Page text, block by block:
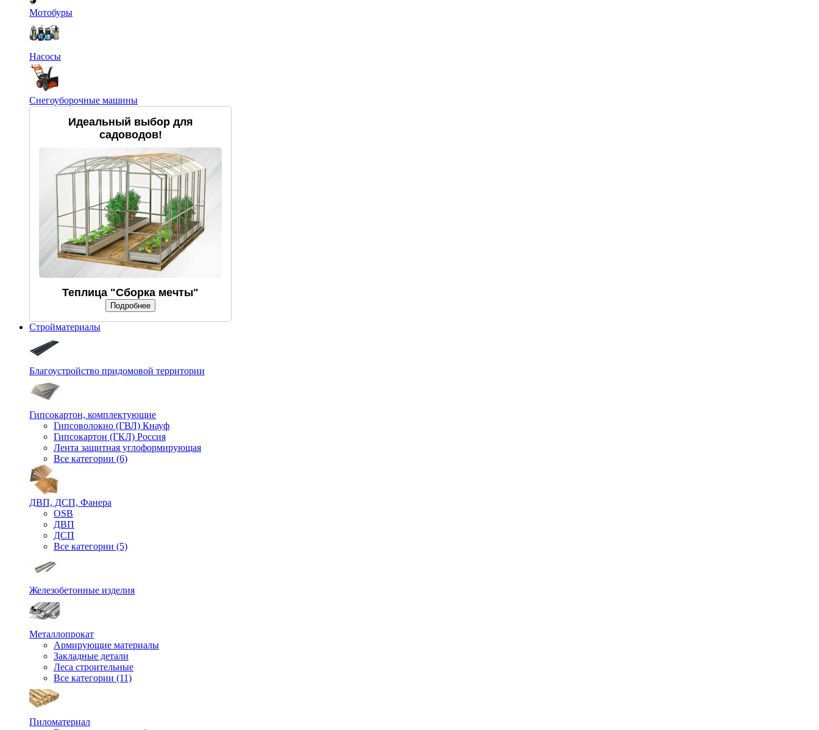
Мотобуры
Насосы
Снегоуборочные машины
Идеальный выбор для
садоводов!
Теплица "Сборка мечты"
Подробнее
Стройматериалы
Благоустройство придомовой территории
Гипсокартон, комплектующие
Гипсоволокно (ГВЛ) Кнауф
Гипсокартон (ГКЛ) Россия
Лента защитная углоформирующая
Все категории (6)
ДВП, ДСП, Фанера
OSB
ДВП
ДСП
Все категории (5)
Железобетонные изделия
Металлопрокат
Армирующие материалы
Закладные детали
Леса строительные
Все категории (11)
Пиломатериал